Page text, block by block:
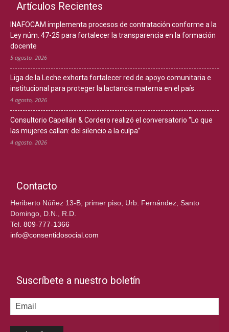
Artículos Recientes
INAFOCAM implementa procesos de contratación conforme a la
Ley núm. 47-25 para fortalecer la transparencia en la formación
docente
5 agosto, 2026
Liga de la Leche exhorta fortalecer red de apoyo comunitaria e
institucional para proteger la lactancia materna en el país
4 agosto, 2026
Consultorio Capellán & Cordero realizó el conversatorio “Lo que
las mujeres callan: del silencio a la culpa”
4 agosto, 2026
Contacto
Heriberto Núñez 13-B, primer piso, Urb. Fernández, Santo
Domingo, D.N., R.D.
Tel. 809-777-1366
info@consentidosocial.com
Suscríbete a nuestro boletín